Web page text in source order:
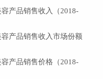
产品销售收入（2018-
产品销售收入市场份额
产品销售价格（2018-